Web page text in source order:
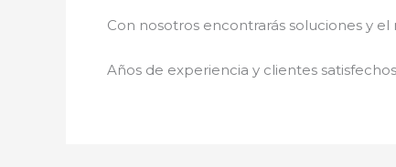
Con nosotros encontrarás soluciones y
Años de experiencia y clientes